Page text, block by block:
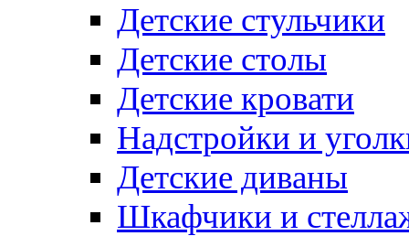
Детские стульчики
Детские столы
Детские кровати
Надстройки и
Детские диваны
Шкафчики и